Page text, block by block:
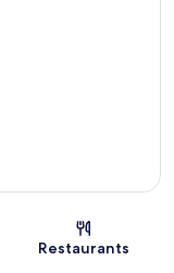
Restaurants